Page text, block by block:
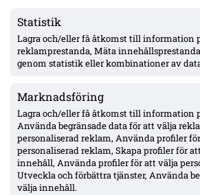
Statistik
Lagra och/eller få åtkomst till information
reklamprestanda, Mäta
genom statistik eller kombinationer av
Marknadsföring
Lagra och/eller få åtkomst till information
Använda begränsade data för att välja
personaliserad reklam, Använda profiler
personaliserad reklam, Skapa profiler för
innehåll, Använda profiler för att välja
Utveckla och förbättra tjänster, Använda
välja innehåll.
Mjällby jagar mittfältare efter
en kandidat nobbade, Ålborgs
Oddevold väntas få drygt 1 Mkr
Stroud-försäljningen – Fifa-
Djurgården lugnt i fönstret enligt
kontroll”; Tschoumy-Nana nära
anledning”